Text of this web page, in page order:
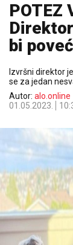
POTEZ
bi
Izvršni direktor
se za jedan
Autor: alo.online
01.05.2023.